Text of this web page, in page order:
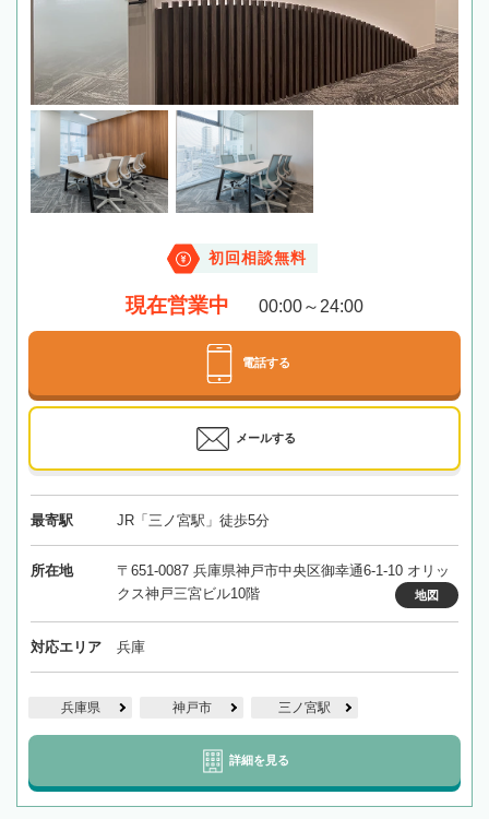
初回相談無料
現在営業中 00:00～24:00
電話する
メールする
最寄駅 JR「三ノ宮駅」徒歩5分
所在地
〒651-0087 兵庫県神戸市中央区御幸通6-1-10 オリッ
クス神戸三宮ビル10階
地図
対応エリア 兵庫
兵庫県 神戸市 三ノ宮駅
詳細を見る